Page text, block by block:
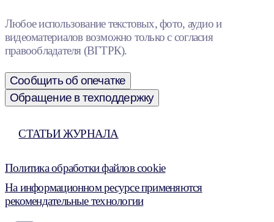
Любое использование текстовых, фото, аудио и
видеоматериалов возможно только с согласия
правообладателя (ВГТРК).
Сообщить об опечатке
Обращение в техподдержку
СТАТЬИ ЖУРНАЛА
Политика обработки файлов cookie
На информационном ресурсе применяются
рекомендательные технологии